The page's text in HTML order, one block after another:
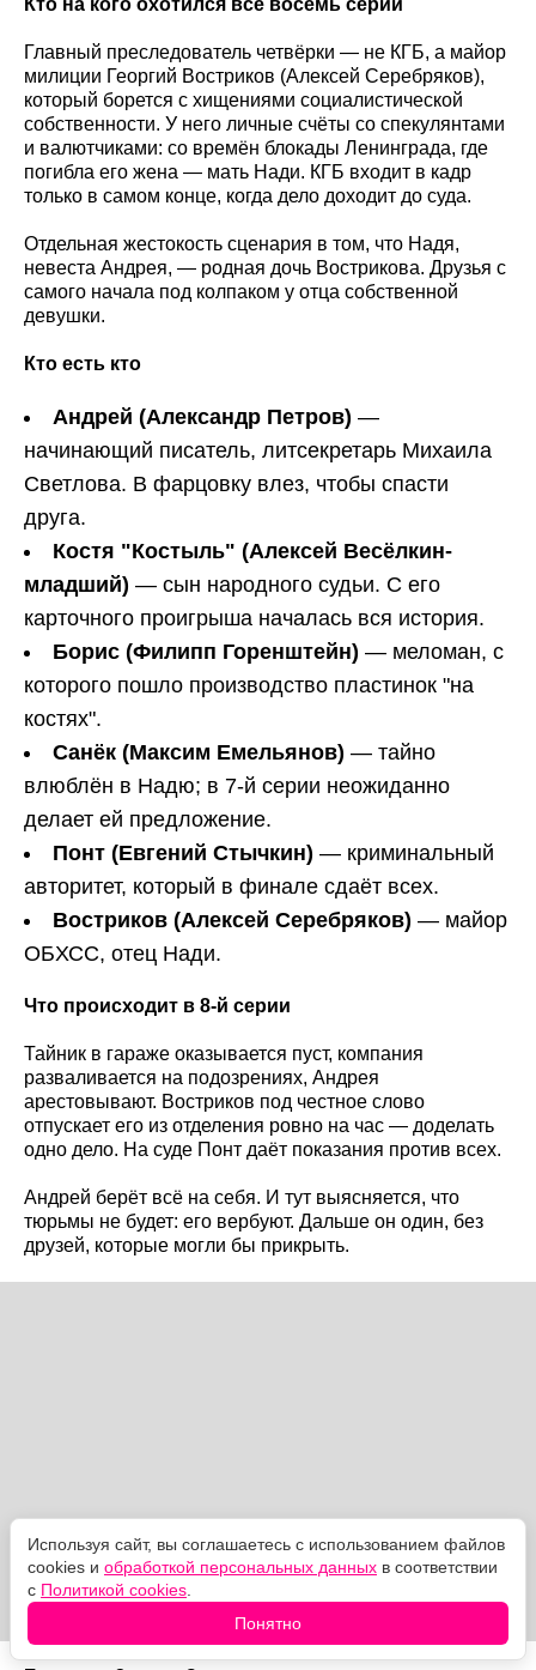
Кто на кого охотился все восемь серий
Главный преследователь четвёрки — не КГБ, а майор
милиции Георгий Востриков (Алексей Серебряков),
который борется с хищениями социалистической
собственности. У него личные счёты со спекулянтами
и валютчиками: со времён блокады Ленинграда, где
погибла его жена — мать Нади. КГБ входит в кадр
только в самом конце, когда дело доходит до суда.
Отдельная жестокость сценария в том, что Надя,
невеста Андрея, — родная дочь Вострикова. Друзья с
самого начала под колпаком у отца собственной
девушки.
Кто есть кто
Андрей (Александр Петров) —
начинающий писатель, литсекретарь Михаила
Светлова. В фарцовку влез, чтобы спасти
друга.
Костя "Костыль" (Алексей Весёлкин-
младший) — сын народного судьи. С его
карточного проигрыша началась вся история.
Борис (Филипп Горенштейн) — меломан, с
которого пошло производство пластинок "на
костях".
Санёк (Максим Емельянов) — тайно
влюблён в Надю; в 7-й серии неожиданно
делает ей предложение.
Понт (Евгений Стычкин) — криминальный
авторитет, который в финале сдаёт всех.
Востриков (Алексей Серебряков) — майор
ОБХСС, отец Нади.
Что происходит в 8-й серии
Тайник в гараже оказывается пуст, компания
разваливается на подозрениях, Андрея
арестовывают. Востриков под честное слово
отпускает его из отделения ровно на час — доделать
одно дело. На суде Понт даёт показания против всех.
Андрей берёт всё на себя. И тут выясняется, что
тюрьмы не будет: его вербуют. Дальше он один, без
друзей, которые могли бы прикрыть.
Используя сайт, вы соглашаетесь с использованием файлов
cookies и обработкой персональных данных в соответствии
с Политикой cookies
Понятно